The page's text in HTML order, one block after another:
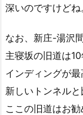
深いのですけどね
なお、新庄-湯沢
主寝坂の旧道は
インディングが最
新しいトンネルと
ここの旧道はお勧